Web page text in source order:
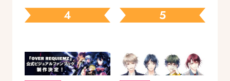
中！
ェック
4 5